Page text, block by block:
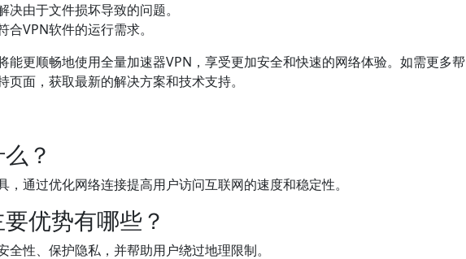
由于文件损坏导致的问题。
VPN软件的运行需求。
能更顺畅地使用全量加速器VPN，享受更加安全和快速的网络体验。如需更多帮
面，获取最新的解决方案和技术支持。
？
通过优化网络连接提高用户访问互联网的速度和稳定性。
优势有哪些？
性、保护隐私，并帮助用户绕过地理限制。